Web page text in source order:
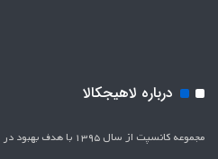
درباره لاهیجکالا
مجموعه کانسپت از سال